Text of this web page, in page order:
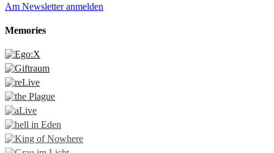
Am Newsletter anmelden
Memories